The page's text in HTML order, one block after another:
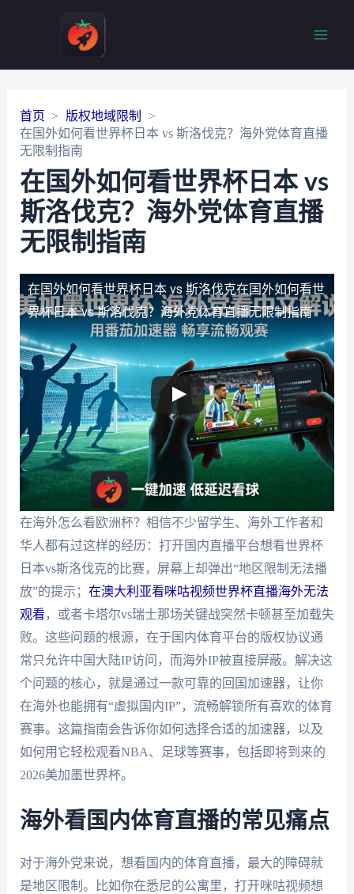
首页
版权地域限制
在国外如何看世界杯日本 vs 斯洛伐克？海外党体育直播
无限制指南
在国外如何看世界杯日本 vs
斯洛伐克？海外党体育直播
无限制指南
在国外如何看世界杯日本 vs 斯洛伐克在国外如何看世
界杯日本 vs 斯洛伐克？海外党体育直播无限制指南
在海外怎么看欧洲杯？相信不少留学生、海外工作者和
华人都有过这样的经历：打开国内直播平台想看世界杯
日本vs斯洛伐克的比赛，屏幕上却弹出“地区限制无法播
放”的提示； 在澳大利亚看咪咕视频世界杯直播海外无法
观看 ，或者卡塔尔vs瑞士那场关键战突然卡顿甚至加载失
败。这些问题的根源，在于国内体育平台的版权协议通
常只允许中国大陆IP访问，而海外IP被直接屏蔽。解决这
个问题的核心，就是通过一款可靠的回国加速器，让你
在海外也能拥有“虚拟国内IP”，流畅解锁所有喜欢的体育
赛事。这篇指南会告诉你如何选择合适的加速器，以及
如何用它轻松观看NBA、足球等赛事，包括即将到来的
2026美加墨世界杯。
海外看国内体育直播的常见痛点
对于海外党来说，想看国内的体育直播，最大的障碍就
是地区限制。比如你在悉尼的公寓里，打开咪咕视频想